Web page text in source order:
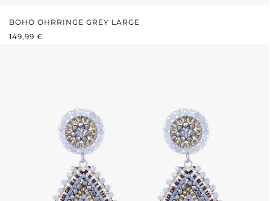
BOHO OHRRINGE GREY LARGE
REGULÄRER PREIS:
149,99 €